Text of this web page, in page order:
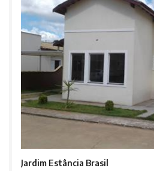
Jardim Estância Brasil